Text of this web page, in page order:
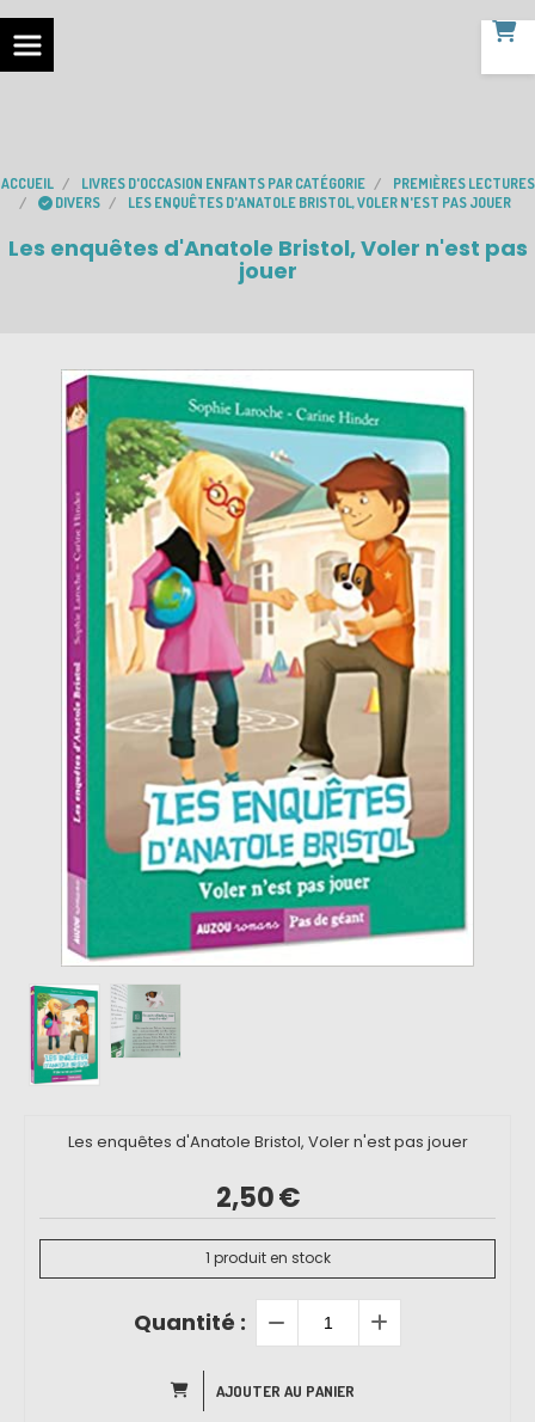
ACCUEIL LIVRES D'OCCASION ENFANTS PAR CATÉGORIE
PREMIÈRES LECTURES
DIVERS
LES ENQUÊTES D'ANATOLE BRISTOL, VOLER N'EST PAS JOUER
Les enquêtes d'Anatole Bristol, Voler n'est pas
jouer
Les enquêtes d'Anatole Bristol, Voler n'est pas jouer
2,50€
1 produit en stock
Quantité :
AJOUTER AU PANIER